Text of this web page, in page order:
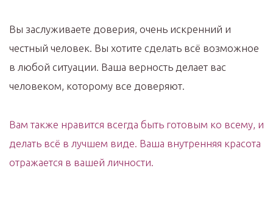
Вы заслуживаете доверия, очень искренний и
честный человек. Вы хотите сделать всё возможное
в любой ситуации. Ваша верность делает вас
человеком, которому все доверяют.
Вам также нравится всегда быть готовым ко всему, и
делать всё в лучшем виде. Ваша внутренняя красота
отражается в вашей личности.